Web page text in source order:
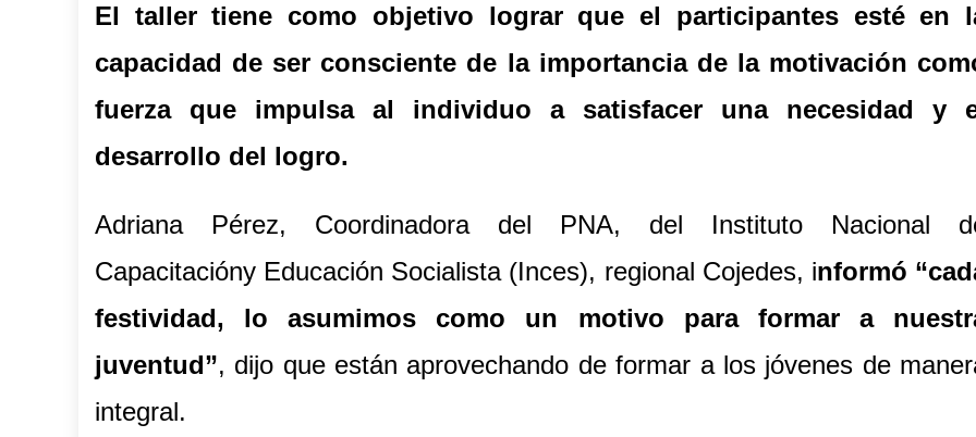
El taller tiene como objetivo lograr que el participantes esté en
capacidad de ser consciente de la importancia de la motivación
fuerza que impulsa al individuo a satisfacer una necesidad y
desarrollo del logro.
Adriana Pérez, Coordinadora del PNA, del Instituto Nacional
Capacitacióny Educación Socialista (Inces), regional Cojedes, informó
festividad, lo asumimos como un motivo para formar a
juventud”, dijo que están aprovechando de formar a los jóvenes de
integral.